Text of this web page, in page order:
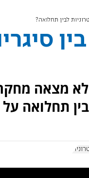
לבין תחלואה?
מצאה
תחלואה